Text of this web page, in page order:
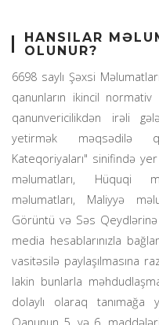
HANSILAR
OLUNUR?
6698 saylı Şəxsi
qanunların ikincil
qanunvericilikdən irəli
yetirmək məqsədilə
Kateqoriyaları" sinifində
məlumatları, Hüquqi
məlumatları, Maliyyə
Görüntü və Səs Qeydlərinə
media hesablarınızla
vasitəsilə paylaşılmasına
lakin bunlarla
dolaylı olaraq tanımağa